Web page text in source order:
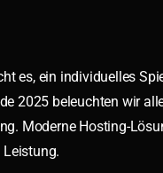
es, ein individuelles
2025 beleuchten wir
Moderne Hosting-